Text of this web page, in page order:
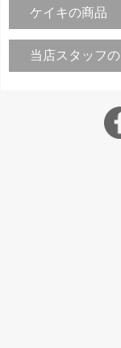
ケイキの商品
当店スタッフ